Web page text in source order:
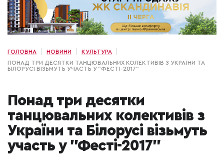
ГОЛОВНА НОВИНИ
КУЛЬТУРА
ПОНАД ТРИ ДЕСЯТКИ ТАНЦЮВАЛЬНИХ КОЛЕКТИВІВ З УКРАЇНИ ТА
БІЛОРУСІ ВІЗЬМУТЬ УЧАСТЬ У "ФЕСТІ-2017"
Понад три десятки
танцювальних колективів з
України та Білорусі візьмуть
участь у "Фесті-2017"